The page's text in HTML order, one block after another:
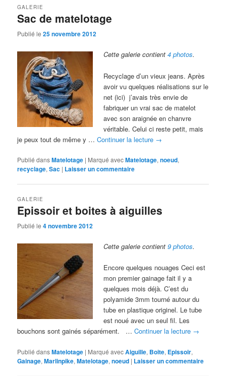
Sac de matelotage
GALERIE
Publié le25 novembre 2012
Cette galerie contient4 photos.
Recyclage d’un vieux jeans. Après
avoir vu quelques réalisations sur le
net (ici) j’avais très envie de
fabriquer un vrai sac de matelot
avec son araignée en chanvre
véritable. Celui ci reste petit, mais
je peux tout de même y …Continuer la lecture →
Publié dansMatelotage | Marqué avecMatelotage,noeud,
recyclage,Sac | Laisser un commentaire
Epissoir et boites à aiguilles
GALERIE
Publié le4 novembre 2012
Cette galerie contient9 photos.
Encore quelques nouages Ceci est
mon premier gainage fait il y a
quelques mois déjà. C’est du
polyamide 3mm tourné autour du
tube en plastique originel. Le tube
est noué avec un seul fil. Les
bouchons sont gainés séparément. …Continuer la lecture →
Publié dansMatelotage | Marqué avecAiguille, Boite, Epissoir,
Gainage,Marlinpike,Matelotage,noeud | Laisser un commentaire